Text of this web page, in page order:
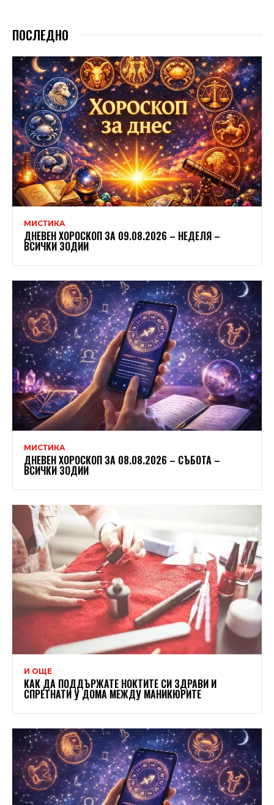
ПОСЛЕДНО
МИСТИКА
ДНЕВЕН ХОРОСКОП ЗА 09.08.2026 – НЕДЕЛЯ –
ВСИЧКИ ЗОДИИ
МИСТИКА
ДНЕВЕН ХОРОСКОП ЗА 08.08.2026 – СЪБОТА –
ВСИЧКИ ЗОДИИ
И ОЩЕ
КАК ДА ПОДДЪРЖАТЕ НОКТИТЕ СИ ЗДРАВИ И
СПРЕТНАТИ У ДОМА МЕЖДУ МАНИКЮРИТЕ